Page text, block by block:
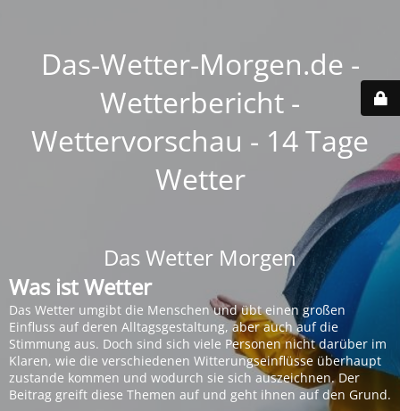
Das-Wetter-Morgen.de -
Wetterbericht -
Wettervorschau - 14 Tage
Wetter
Das Wetter Morgen
Was ist Wetter
Das Wetter umgibt die Menschen und übt einen großen
Einfluss auf deren Alltagsgestaltung, aber auch auf die
Stimmung aus. Doch sind sich viele Personen nicht darüber im
Klaren, wie die verschiedenen Witterungseinflüsse überhaupt
zustande kommen und wodurch sie sich auszeichnen. Der
Beitrag greift diese Themen auf und geht ihnen auf den Grund.